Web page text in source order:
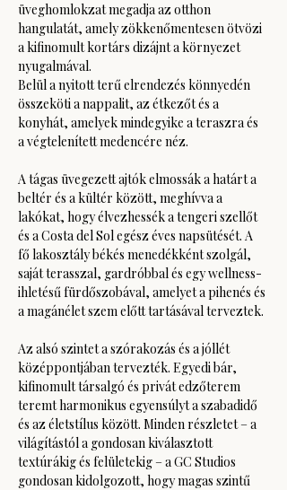
üveghomlokzat megadja az otthon
hangulatát, amely zökkenőmentesen ötvözi
a kifinomult kortárs dizájnt a környezet
nyugalmával.
Belül a nyitott terű elrendezés könnyedén
összeköti a nappalit, az étkezőt és a
konyhát, amelyek mindegyike a teraszra és
a végtelenített medencére néz.
A tágas üvegezett ajtók elmossák a határt a
beltér és a kültér között, meghívva a
lakókat, hogy élvezhessék a tengeri szellőt
és a Costa del Sol egész éves napsütését. A
fő lakosztály békés menedékként szolgál,
saját terasszal, gardróbbal és egy wellness-
ihletésű fürdőszobával, amelyet a pihenés és
a magánélet szem előtt tartásával terveztek.
Az alsó szintet a szórakozás és a jóllét
középpontjában tervezték. Egyedi bár,
kifinomult társalgó és privát edzőterem
teremt harmonikus egyensúlyt a szabadidő
és az életstílus között. Minden részletet – a
világítástól a gondosan kiválasztott
textúrákig és felületekig – a GC Studios
gondosan kidolgozott, hogy magas szintű